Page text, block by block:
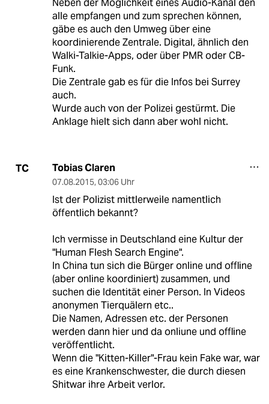
Neben der Möglichkeit eines Audio-Kanal den
alle empfangen und zum sprechen können,
gäbe es auch den Umweg über eine
koordinierende Zentrale. Digital, ähnlich den
Walki-Talkie-Apps, oder über PMR oder CB-
Funk.
Die Zentrale gab es für die Infos bei Surrey
auch.
Wurde auch von der Polizei gestürmt. Die
Anklage hielt sich dann aber wohl nicht.
TC Tobias Claren
07.08.2015, 03:06 Uhr
Ist der Polizist mittlerweile namentlich
öffentlich bekannt?
Ich vermisse in Deutschland eine Kultur der
"Human Flesh Search Engine".
In China tun sich die Bürger online und offline
(aber online koordiniert) zusammen, und
suchen die Identität einer Person. In Videos
anonymen Tierquälern etc..
Die Namen, Adressen etc. der Personen
werden dann hier und da onliune und offline
veröffentlicht.
Wenn die "Kitten-Killer"-Frau kein Fake war, war
es eine Krankenschwester, die durch diesen
Shitwar ihre Arbeit verlor.